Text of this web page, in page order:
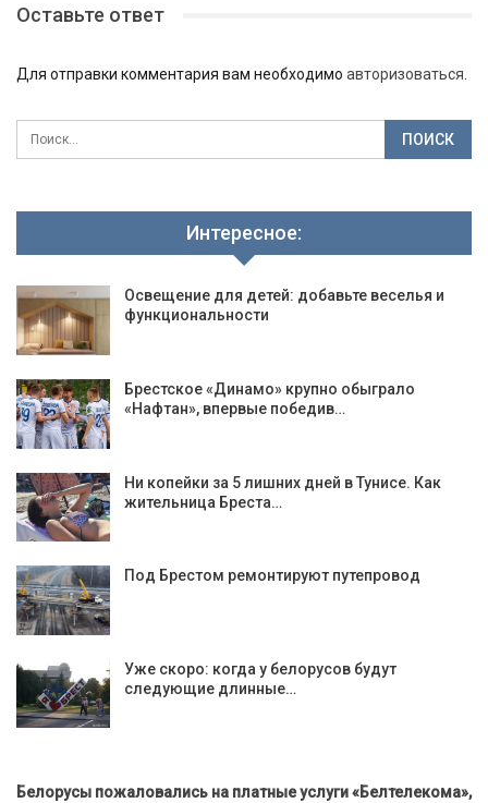
Оставьте ответ
Для отправки комментария вам необходимо авторизоваться.
Интересное:
Освещение для детей: добавьте веселья и
функциональности
Брестское «Динамо» крупно обыграло
«Нафтан», впервые победив…
Ни копейки за 5 лишних дней в Тунисе. Как
жительница Бреста…
Под Брестом ремонтируют путепровод
Уже скоро: когда у белорусов будут
следующие длинные…
Белорусы пожаловались на платные услуги «Белтелекома»,